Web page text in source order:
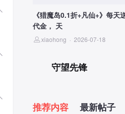
《猎魔岛0.1折+凡仙+》每天
代金， 天
xiaohong · 2026-07-18
守望先锋
推荐内容 最新帖子